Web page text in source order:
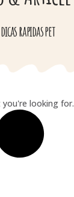
rapidas pet
looking for.